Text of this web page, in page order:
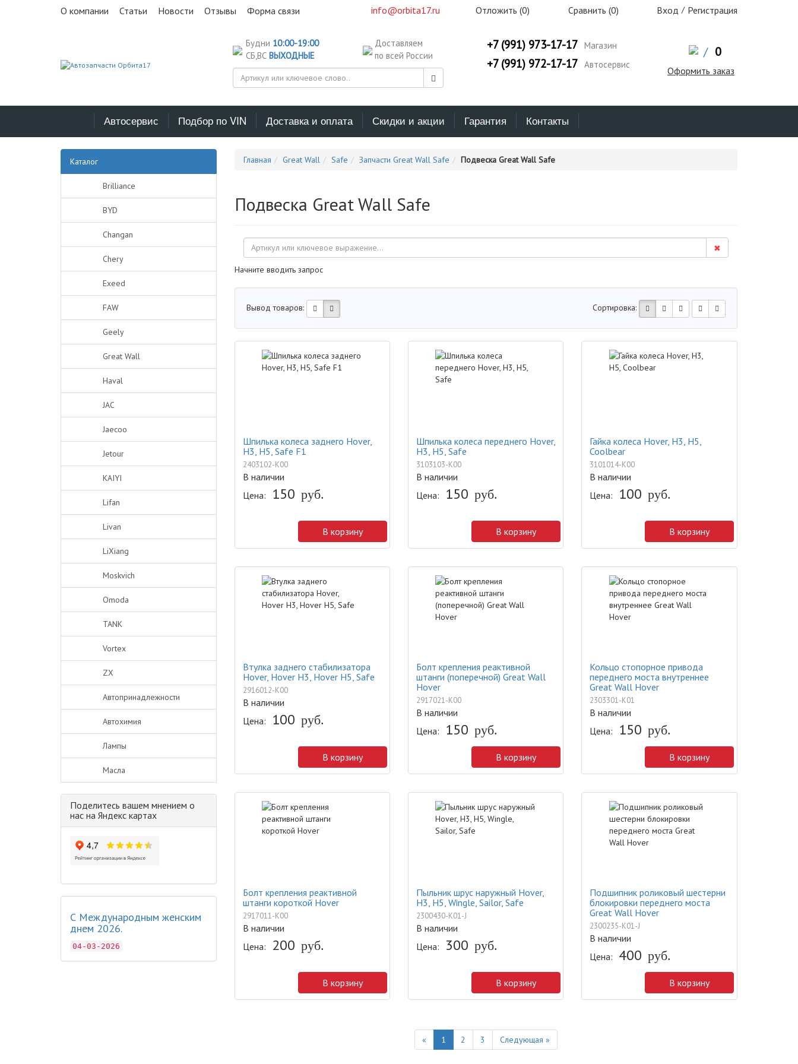
О компании Статьи Новости Отзывы Форма связи info@orbita17.ru Отложить (0) Сравнить (0) Вход / Регистрация
Будни 10:00-19:00
СБ,ВС ВЫХОДНЫЕ
Доставляем
по всей России
+7 (991) 973-17-17 Магазин
+7 (991) 972-17-17 Автосервис
/ 0
Оформить заказ
Автосервис Подбор по VIN Доставка и оплата Скидки и акции Гарантия Контакты
Каталог
Brilliance
BYD
Changan
Chery
Exeed
FAW
Geely
Great Wall
Haval
JAC
Jaecoo
Jetour
KAIYI
Lifan
Livan
LiXiang
Moskvich
Omoda
TANK
Vortex
ZX
Автопринадлежности
Автохимия
Лампы
Масла
Поделитесь вашем мнением о
нас на Яндекс картах
С Международным женским
днем 2026.
04-03-2026
Главная Great Wall Safe Запчасти Great Wall Safe Подвеска Great Wall Safe
Подвеска Great Wall Safe
Начните вводить запрос
Вывод товаров: Сортировка:
Шпилька колеса заднего Hover,
H3, H5, Safe F1
2403102-K00
В наличии
Цена:
150 руб.
В корзину
Шпилька колеса переднего Hover,
H3, H5, Safe
3103103-K00
В наличии
Цена:
150 руб.
В корзину
Гайка колеса Hover, H3, H5,
Coolbear
3101014-K00
В наличии
Цена:
100 руб.
В корзину
Втулка заднего стабилизатора
Hover, Hover H3, Hover H5, Safe
2916012-K00
В наличии
Цена:
100 руб.
В корзину
Болт крепления реактивной
штанги (поперечной) Great Wall
Hover
2917021-K00
В наличии
Цена:
150 руб.
В корзину
Кольцо стопорное привода
переднего моста внутреннее
Great Wall Hover
2303301-K01
В наличии
Цена:
150 руб.
В корзину
Болт крепления реактивной
штанги короткой Hover
2917011-K00
В наличии
Цена: 200 руб.
В корзину
Пыльник шрус наружный Hover,
H3, H5, Wingle, Sailor, Safe
2300430-K01-J
В наличии
Цена:
300 руб.
В корзину
Подшипник роликовый шестерни
блокировки переднего моста
Great Wall Hover
2300235-K01-J
В наличии
Цена: 400 руб.
В корзину
«Previous
1 2 3 Следующая »Next